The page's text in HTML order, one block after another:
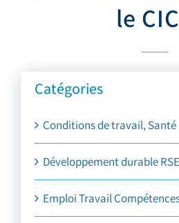
le
Catégories
Conditions de travail, Santé
Développement durable RSE
Emploi Travail